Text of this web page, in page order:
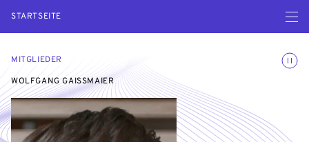
STARTSEITE Menü
MITGLIEDER
WOLFGANG GAISSMAIER